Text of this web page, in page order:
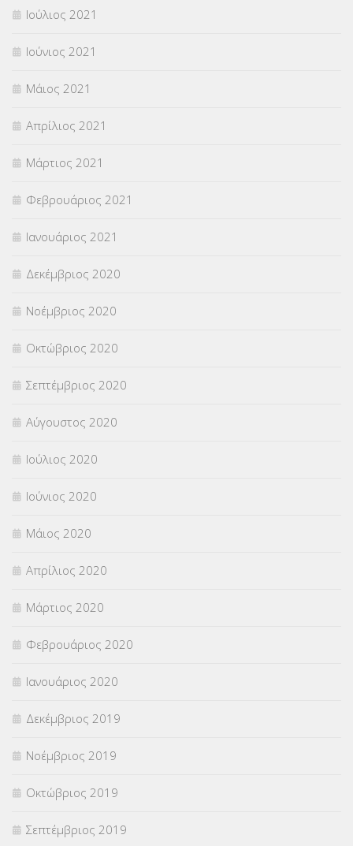
Ιούλιος 2021
Ιούνιος 2021
Μάιος 2021
Απρίλιος 2021
Μάρτιος 2021
Φεβρουάριος 2021
Ιανουάριος 2021
Δεκέμβριος 2020
Νοέμβριος 2020
Οκτώβριος 2020
Σεπτέμβριος 2020
Αύγουστος 2020
Ιούλιος 2020
Ιούνιος 2020
Μάιος 2020
Απρίλιος 2020
Μάρτιος 2020
Φεβρουάριος 2020
Ιανουάριος 2020
Δεκέμβριος 2019
Νοέμβριος 2019
Οκτώβριος 2019
Σεπτέμβριος 2019